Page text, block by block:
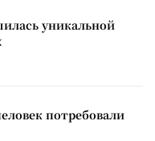
уникальной
потребовали